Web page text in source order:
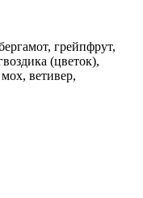
грейпфрут,
(цветок),
ветивер,